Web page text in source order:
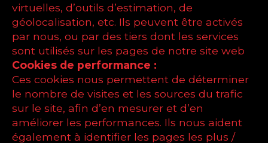
virtuelles, d’outils d’estimation, de
géolocalisation, etc. Ils peuvent être activés
par nous, ou par des tiers dont les services
sont utilisés sur les pages de notre site web
Cookies de performance :
Ces cookies nous permettent de déterminer
le nombre de visites et les sources du trafic
sur le site, afin d’en mesurer et d’en
améliorer les performances. Ils nous aident
également à identifier les pages les plus /